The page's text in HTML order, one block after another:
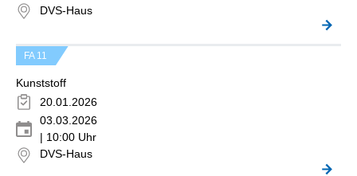
DVS-Haus
FA 11
Kunststoff
20.01.2026
03.03.2026
| 10:00 Uhr
DVS-Haus